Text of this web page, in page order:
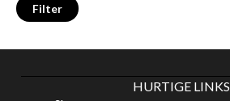
Filter
HURTIGE LINKS